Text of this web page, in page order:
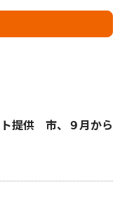
ト提供 市、９月から